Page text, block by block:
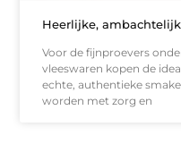
Heerlijke,
Voor de fijnproevers
vleeswaren kopen de
echte, authentieke
worden met zorg en